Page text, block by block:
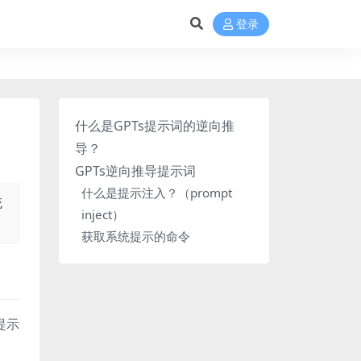
登录
示
什么是GPTs提示词的逆向推
导？
GPTs逆向推导提示词
什么是提示注入？（prompt
inject）
获取系统提示的命令